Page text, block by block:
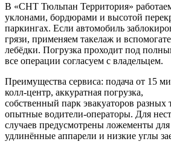
В «СНТ Тюльпан Территория»
уклонами, бордюрами и высотой
паркингах. Если автомобиль
грязи, применяем такелаж и
лебёдки. Погрузка проходит под
все операции согласуем с владельцем.
Преимущества сервиса: подача от 15
колл‑центр, аккуратная погрузка,
собственный парк эвакуаторов разных
опытные водители-операторы. Для
случаев предусмотрены ложементы для
удлинённые аппарели и низкие углы